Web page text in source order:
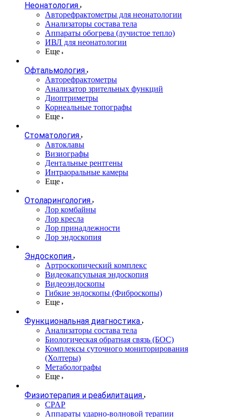
Неонатология
Авторефрактометры для неонатологии
Анализаторы состава тела
Аппараты обогрева (лучистое тепло)
ИВЛ для неонатологии
Еще
Офтальмология
Авторефрактометры
Анализатор зрительных функций
Диоптриметры
Корнеальные топографы
Еще
Стоматология
Автоклавы
Визиографы
Дентальные рентгены
Интраоральные камеры
Еще
Отоларингология
Лор комбайны
Лор кресла
Лор принадлежности
Лор эндоскопия
Эндоскопия
Артроскопический комплекс
Видеокапсульная эндоскопия
Видеоэндоскопы
Гибкие эндоскопы (Фиброcкопы)
Еще
Функциональная диагностика
Анализаторы состава тела
Биологическая обратная связь (БОС)
Комплексы суточного мониторирования
(Холтеры)
Метаболографы
Еще
Физиотерапия и реабилитация
CPAP
Аппараты ударно-волновой терапии